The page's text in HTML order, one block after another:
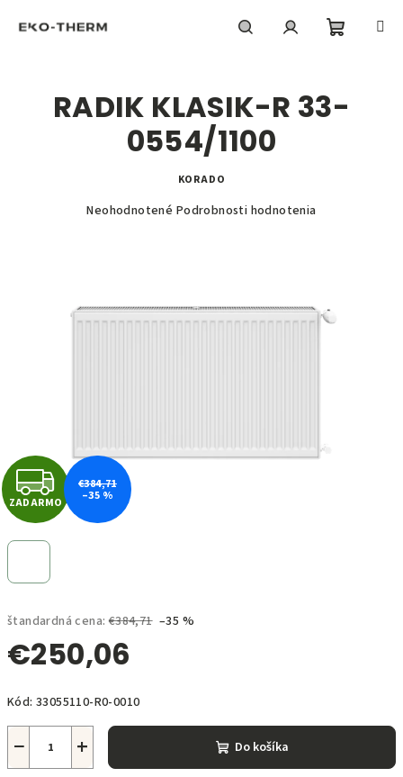
košík
štandardná cena: €384,71 –35 %
€250,06
cena:
Kód: 33055110-R0-0010
+
− Do košíka
RADIK KLASIK-R 33-
0554/1100
KORADO
Priemerné
5
Neohodnotené Podrobnosti hodnotenia
Z
A
R
M
O
ZADARMO
€384,71
–35 %